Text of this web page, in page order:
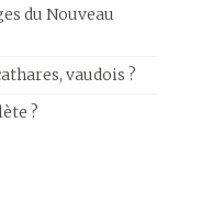
du Nouveau
vaudois ?
?